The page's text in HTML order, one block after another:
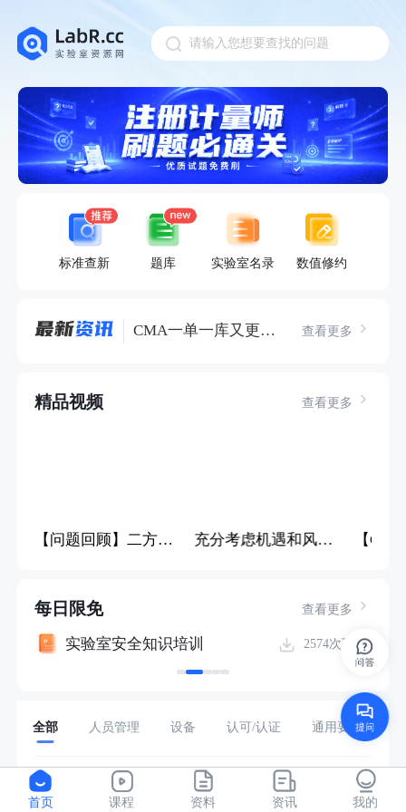
请输入您想要查找的问题
Pull down to refresh
标准查新 题库 实验室名录 数值修约
CMA一单一库又更新了？这个免费核验工具，无需登录直接用，月月省心！ 查看更多
精品视频 查看更多
【问题回顾】二方转三方实验室需要做什么吗？ 充分考虑机遇和风险，这句话怎么理解和落实
每日限免 查看更多
实验室安全知识培训 2574次下载
全部 人员管理 设备 认可/认证 通用要求
参加了比对设备算不算已经溯源
首页 课程 资料 资讯 我的